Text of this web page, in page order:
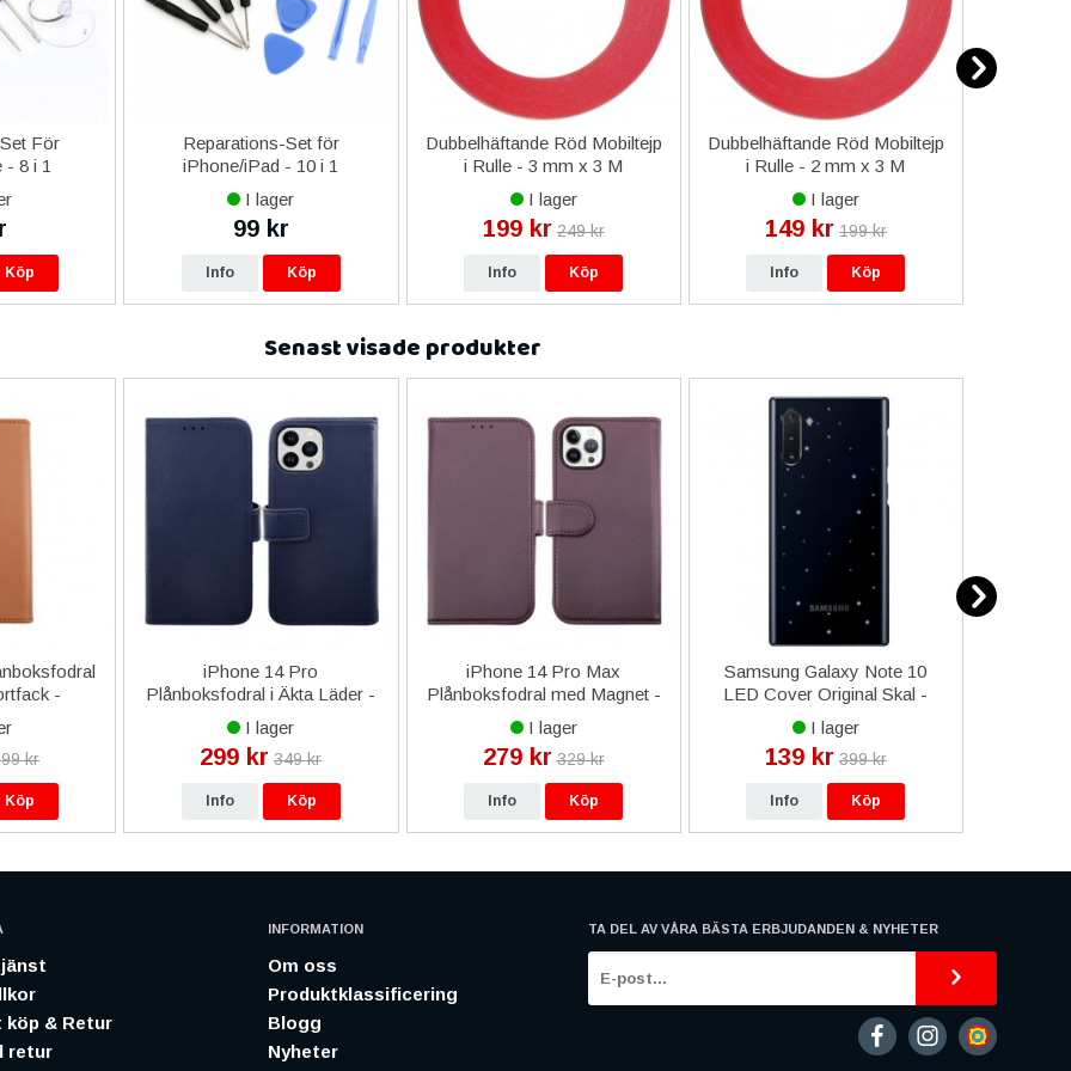
För
- 8 i 1
Köp
Reparations-Set för
iPhone/iPad - 10 i 1
I lager
99 kr
Info Köp
Dubbelhäftande Röd Mobiltejp
i Rulle - 3 mm x 3 M
I lager
199 kr 249 kr
Info Köp
Dubbelhäftande Röd Mobiltejp
i Rulle - 2 mm x 3 M
I lager
149 kr 199 kr
Info Köp
Senast visade produkter
-
kr
Köp
iPhone 14 Pro
Plånboksfodral i Äkta Läder -
Blå
I lager
299 kr 349 kr
Info Köp
iPhone 14 Pro Max
Plånboksfodral med Magnet -
Lila
I lager
279 kr 329 kr
Info Köp
Samsung Galaxy Note 10
LED Cover Original Skal -
Svart
I lager
139 kr 399 kr
Info Köp
köp & Retur
retur
INFORMATION
Om oss
Produktklassificering
Blogg
Nyheter
TA DEL AV VÅRA BÄSTA ERBJUDANDEN & NYHETER